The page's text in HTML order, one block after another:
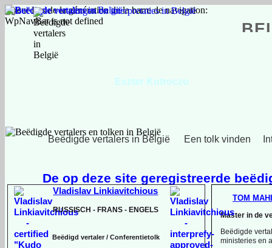
Erreur lors de la génération de la barre de navigation:
WpNavBar is not defined
Beëdigde vertalers in België Een tolk vinden
Eszter Kotroczo
De op deze site geregistreerde
TOM
Master in de
Beëdigde
ministeries en
Vladislav Linkiavitchious
RUSSISCH - FRANS - ENGELS
Beëdigd vertaler / Conferentietolk